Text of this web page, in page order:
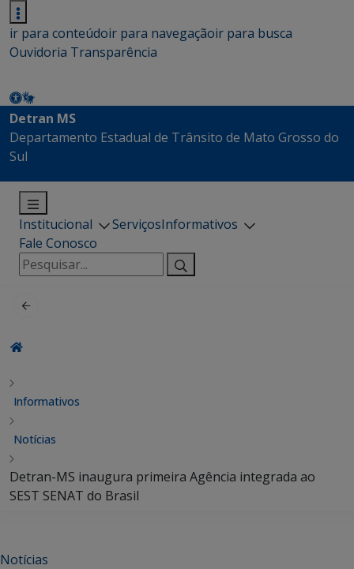
ir para conteúdoir para navegaçãoir para busca
Ouvidoria Transparência
Detran MS
Departamento Estadual de Trânsito de Mato Grosso do
Sul
Institucional ServiçosInformativos
Fale Conosco
Pesquisar
por:
Informativos
Notícias
Detran-MS inaugura primeira Agência integrada ao
SEST SENAT do Brasil
Notícias